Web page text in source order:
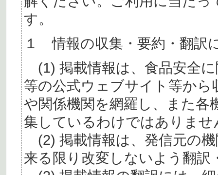
す。
１ 情報の収集・要約・翻訳
(1) 掲載情報は、食品安全
等の公式ウェブサイト等か
や関係機関を網羅し、また各
集しているわけではありませ
(2) 掲載情報は、発信元の
来る限り改変しないよう翻訳